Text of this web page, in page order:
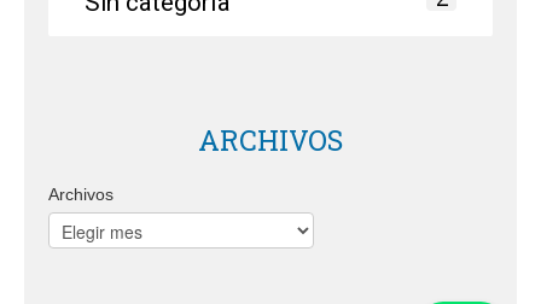
ARCHIVOS
Archivos